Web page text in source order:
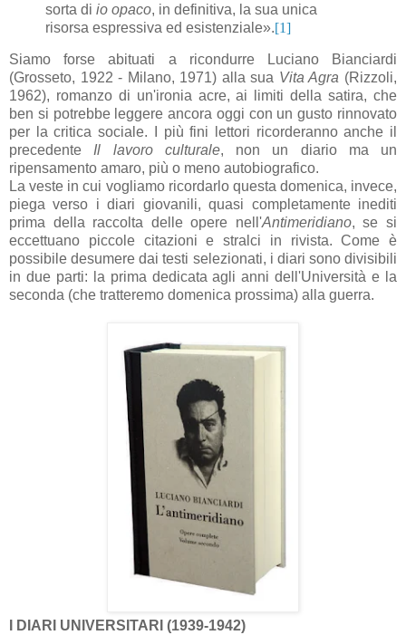
sorta di io opaco, in definitiva, la sua unica
risorsa espressiva ed esistenziale».[1]
Siamo forse abituati a ricondurre Luciano Bianciardi
(Grosseto, 1922 - Milano, 1971) alla sua Vita Agra (Rizzoli,
1962), romanzo di un'ironia acre, ai limiti della satira, che
ben si potrebbe leggere ancora oggi con un gusto rinnovato
per la critica sociale. I più fini lettori ricorderanno anche il
precedenteIl lavoro culturale, non un diario ma un
ripensamento amaro, più o meno autobiografico.
La veste in cui vogliamo ricordarlo questa domenica, invece,
piega verso i diari giovanili, quasi completamente inediti
prima della raccolta delle opere nell'Antimeridiano, se si
eccettuano piccole citazioni e stralci in rivista. Come è
possibile desumere dai testi selezionati, i diari sono divisibili
in due parti: la prima dedicata agli anni dell'Università e la
seconda (che tratteremo domenica prossima) alla guerra.
I DIARI UNIVERSITARI (1939-1942)